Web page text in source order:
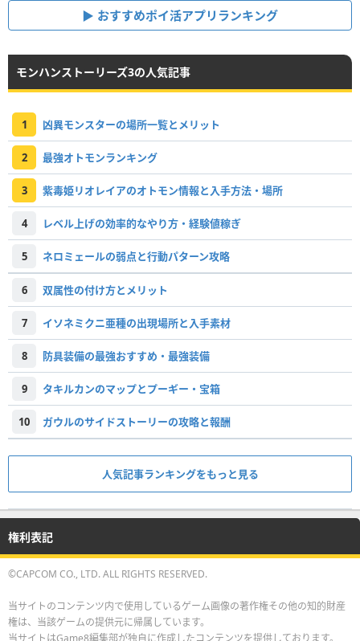
おすすめポイ活アプリランキング
モンハンストーリーズ3の人気記事
1 凶異モンスターの場所一覧とメリット
2 最強オトモンランキング
3 紫毒姫リオレイアのオトモン情報と入手方法・場所
4 レベル上げの効率的なやり方・経験値稼ぎ
5 ネロミェールの弱点と行動パターン攻略
6 双属性の付け方とメリット
7 イソネミクニ亜種の出現場所と入手素材
8 防具装備の最強おすすめ・最強装備
9 タキルカンのマップとプーギー・宝箱
10 ガウルのサイドストーリーの攻略と報酬
人気記事ランキングをもっと見る
権利表記
©CAPCOM CO., LTD. ALL RIGHTS RESERVED.
当サイトのコンテンツ内で使用しているゲーム画像の著作権その他の知的財産
権は、当該ゲームの提供元に帰属しています。
当サイトはGame8編集部が独自に作成したコンテンツを提供しております。